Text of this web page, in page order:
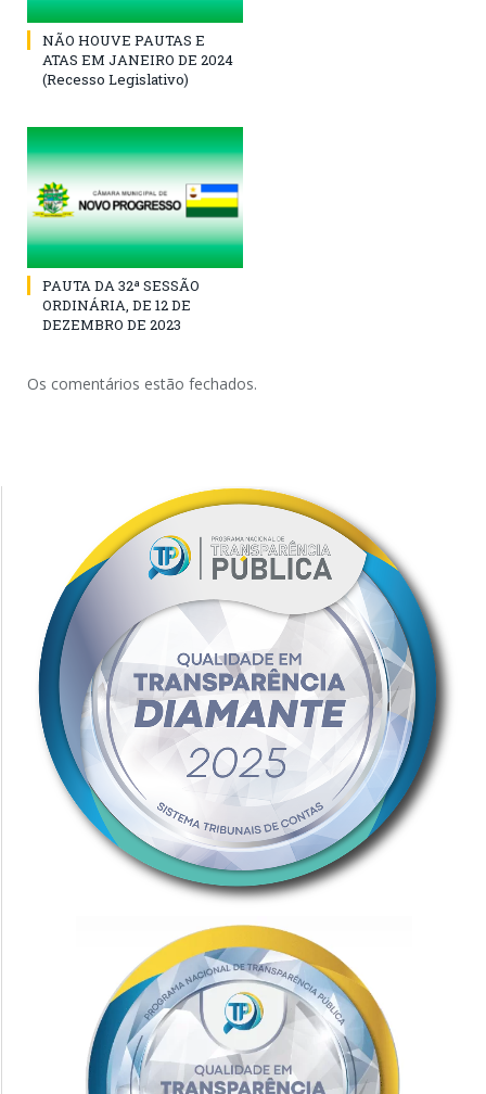
NÃO HOUVE PAUTAS E
ATAS EM JANEIRO DE 2024
(Recesso Legislativo)
PAUTA DA 32ª SESSÃO
ORDINÁRIA, DE 12 DE
DEZEMBRO DE 2023
Os comentários estão fechados.